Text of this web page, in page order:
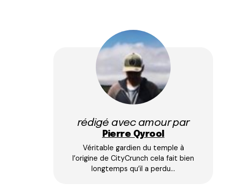
rédigé avec amour par
Pierre Qyrool
Véritable gardien du temple à
l’origine de CityCrunch cela fait bien
longtemps qu’il a perdu…